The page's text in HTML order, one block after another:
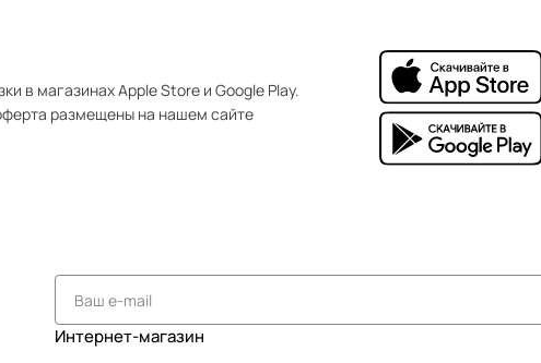
в магазинах Apple Store и Google Play.
размещены на нашем сайте
Интернет-магазин